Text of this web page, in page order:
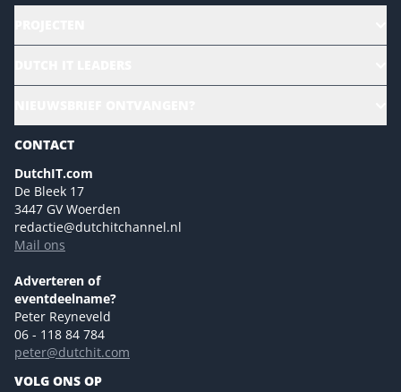
Sustainability | Green IT
Marketing- en contentmogelijkheden 2026
Events- en sponsormogelijkheden 2026
Ons team
Colofon
Tip de redactie
Versturen
CONTACT
DutchIT.com
De Bleek 17
3447 GV Woerden
redactie@dutchitchannel.nl
Mail ons
Adverteren of
eventdeelname?
Peter Reyneveld
06 - 118 84 784
peter@dutchit.com
VOLG ONS OP